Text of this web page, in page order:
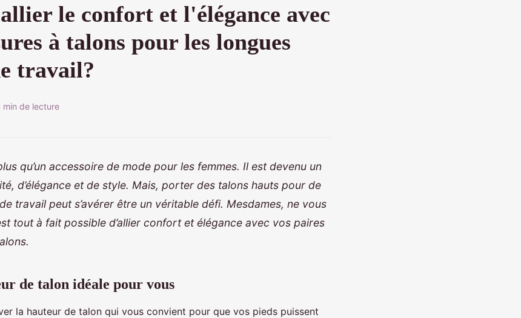
le confort et l'élégance avec
à talons pour les longues
travail?
min de lecture
qu’un accessoire de mode pour les femmes. Il est devenu un
d’élégance et de style. Mais, porter des talons hauts pour de
travail peut s’avérer être un véritable défi. Mesdames, ne vous
tout à fait possible d’allier confort et élégance avec vos paires
de talon idéale pour vous
la hauteur de talon qui vous convient pour que vos pieds puissent